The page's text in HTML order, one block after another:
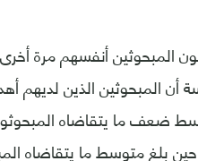
في عام 1989، سأل الباحثون المبحوثين
أن المبحوثين الذين لديهم
في المتوسط ضعف ما يتقاضاه
والذين بلغت نسبتهم 84%، في حين بلغ